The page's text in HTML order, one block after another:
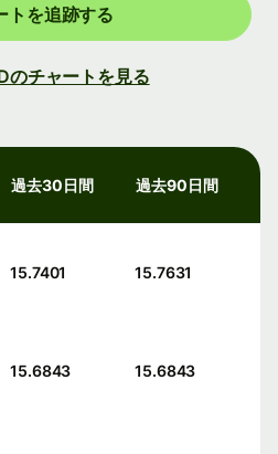
トを追跡する
のチャートを見る
過去30日間 過去90日間
15.7401 15.7631
15.6843 15.6843